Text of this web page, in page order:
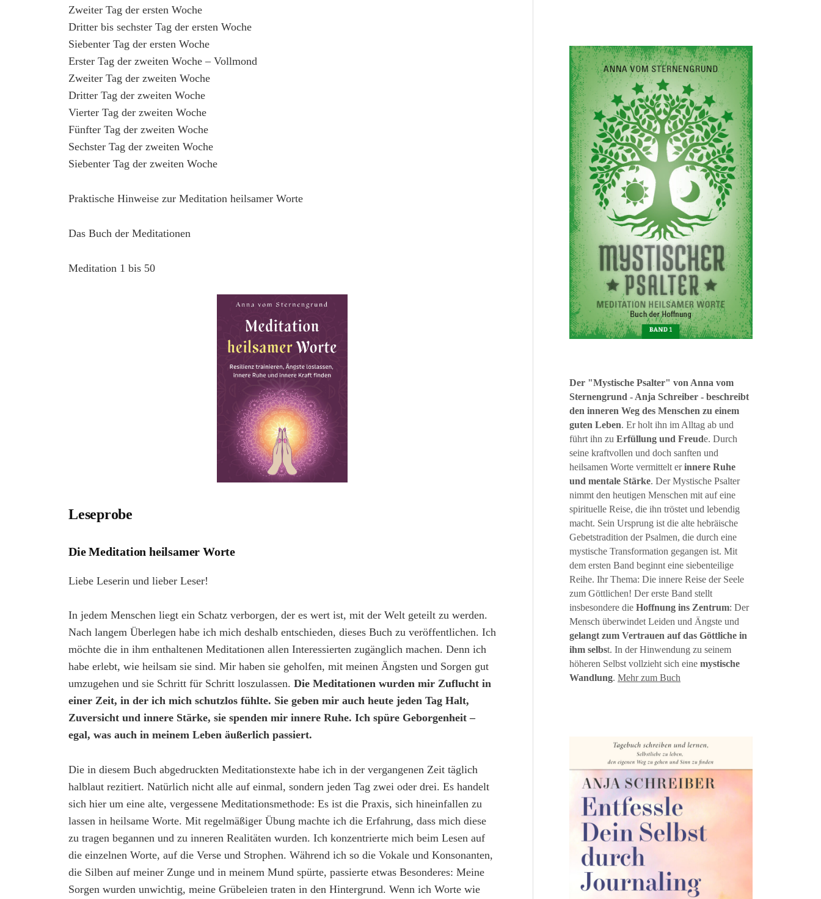
Zweiter Tag der ersten Woche
Dritter bis sechster Tag der ersten Woche
Siebenter Tag der ersten Woche
Erster Tag der zweiten Woche – Vollmond
Zweiter Tag der zweiten Woche
Dritter Tag der zweiten Woche
Vierter Tag der zweiten Woche
Fünfter Tag der zweiten Woche
Sechster Tag der zweiten Woche
Siebenter Tag der zweiten Woche
Praktische Hinweise zur Meditation heilsamer Worte
Das Buch der Meditationen
Meditation 1 bis 50
Leseprobe
Die Meditation heilsamer Worte
Liebe Leserin und lieber Leser!
In jedem Menschen liegt ein Schatz verborgen, der es wert ist, mit der Welt geteilt zu werden.
Nach langem Überlegen habe ich mich deshalb entschieden, dieses Buch zu veröffentlichen. Ich
möchte die in ihm enthaltenen Meditationen allen Interessierten zugänglich machen. Denn ich
habe erlebt, wie heilsam sie sind. Mir haben sie geholfen, mit meinen Ängsten und Sorgen gut
umzugehen und sie Schritt für Schritt loszulassen. Die Meditationen wurden mir Zuflucht in
einer Zeit, in der ich mich schutzlos fühlte. Sie geben mir auch heute jeden Tag Halt,
Zuversicht und innere Stärke, sie spenden mir innere Ruhe. Ich spüre Geborgenheit –
egal, was auch in meinem Leben äußerlich passiert.
Die in diesem Buch abgedruckten Meditationstexte habe ich in der vergangenen Zeit täglich
halblaut rezitiert. Natürlich nicht alle auf einmal, sondern jeden Tag zwei oder drei. Es handelt
sich hier um eine alte, vergessene Meditationsmethode: Es ist die Praxis, sich hineinfallen zu
lassen in heilsame Worte. Mit regelmäßiger Übung machte ich die Erfahrung, dass mich diese
zu tragen begannen und zu inneren Realitäten wurden. Ich konzentrierte mich beim Lesen auf
die einzelnen Worte, auf die Verse und Strophen. Während ich so die Vokale und Konsonanten,
die Silben auf meiner Zunge und in meinem Mund spürte, passierte etwas Besonderes: Meine
Sorgen wurden unwichtig, meine Grübeleien traten in den Hintergrund. Wenn ich Worte wie
Der "Mystische Psalter" von Anna vom
Sternengrund - Anja Schreiber - beschreibt
den inneren Weg des Menschen zu einem
guten Leben. Er holt ihn im Alltag ab und
führt ihn zuErfüllung und Freude. Durch
seine kraftvollen und doch sanften und
heilsamen Worte vermittelt erinnere Ruhe
und mentale Stärke. Der Mystische Psalter
nimmt den heutigen Menschen mit auf eine
spirituelle Reise, die ihn tröstet und lebendig
macht. Sein Ursprung ist die alte hebräische
Gebetstradition der Psalmen, die durch eine
mystische Transformation gegangen ist. Mit
dem ersten Band beginnt eine siebenteilige
Reihe. Ihr Thema: Die innere Reise der Seele
zum Göttlichen! Der erste Band stellt
insbesondere dieHoffnung ins Zentrum: Der
Mensch überwindet Leiden und Ängste und
gelangt zum Vertrauen auf das Göttliche in
ihm selbst. In der Hinwendung zu seinem
höheren Selbst vollzieht sich einemystische
Wandlung.Mehr zum Buch